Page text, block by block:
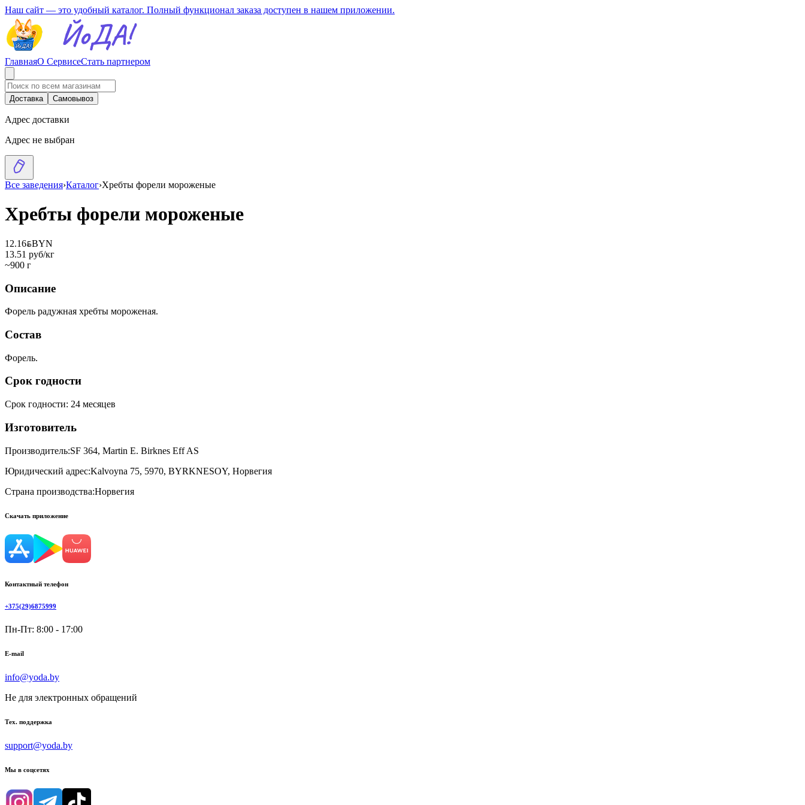
Наш сайт — это удобный каталог. Полный функционал заказа доступен в нашем приложении.
ГлавнаяО СервисеСтать партнером
Доставка Самовывоз
Адрес доставки
Адрес не выбран
Все заведения›Каталог›Хребты форели мороженые
Хребты форели мороженые
12.16BYNBYN
13.51 руб/кг
~900 г
Описание
Форель радужная хребты мороженая.
Состав
Форель.
Срок годности
Срок годности: 24 месяцев
Изготовитель
Производитель:ЅF 364, Martin E. Birknes Eff AS
Юридический адрес:Kalvoyna 75, 5970, BYRKNESOY, Норвегия
Страна производства:Норвегия
Скачать приложение
Контактный телефон
+375(29)6875999
Пн-Пт: 8:00 - 17:00
E-mail
info@yoda.by
Не для электронных обращений
Тех. поддержка
support@yoda.by
Мы в соцсетях